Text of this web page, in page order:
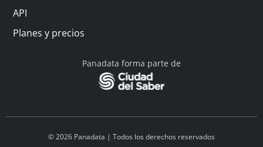
API
Planes y precios
Panadata forma parte de
© 2026 Panadata | Todos los derechos reservados